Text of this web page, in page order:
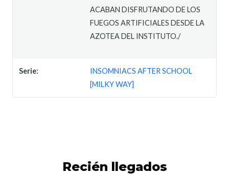
ACABAN DISFRUTANDO DE LOS
FUEGOS ARTIFICIALES DESDE LA
AZOTEA DEL INSTITUTO./
Serie:
INSOMNIACS AFTER SCHOOL
[MILKY WAY]
Recién llegados